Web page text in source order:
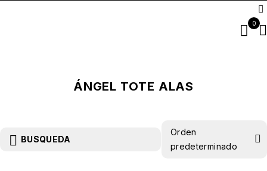
0
ÁNGEL TOTE ALAS
BUSQUEDA
Orden
predeterminado